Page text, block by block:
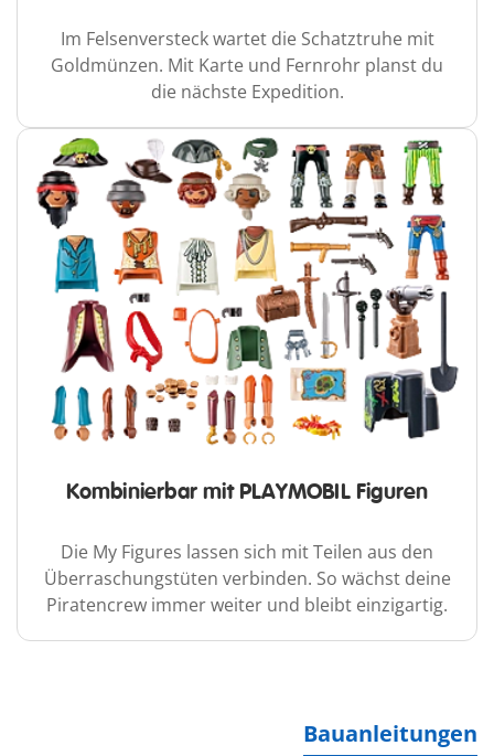
Im Felsenversteck wartet die Schatztruhe mit
Goldmünzen. Mit Karte und Fernrohr planst du
die nächste Expedition.
Kombinierbar mit PLAYMOBIL Figuren
Die My Figures lassen sich mit Teilen aus den
Überraschungstüten verbinden. So wächst deine
Piratencrew immer weiter und bleibt einzigartig.
Bauanleitungen